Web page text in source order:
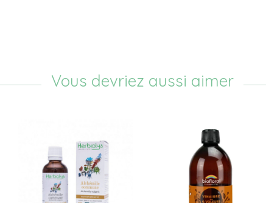
Vous devriez aussi aimer